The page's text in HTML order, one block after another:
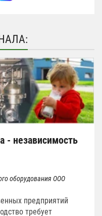
- независимость
оборудования ООО
предприятий
требует